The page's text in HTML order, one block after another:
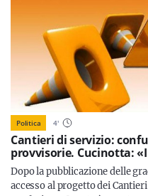
Politica 4'
Cantieri di servizio:
provvisorie. Cucinotta:
Dopo la pubblicazione delle
accesso al progetto dei